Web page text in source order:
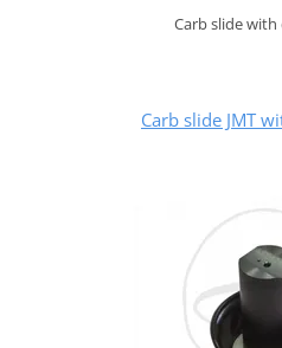
Carb slide
Carb slide JMT